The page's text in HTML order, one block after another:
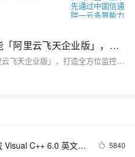
云市场伙伴动态 | 观测云赋能「阿里云飞天企业版」，打造全方位监控观测解决方案
云市场伙伴动态 | 观测云赋能「阿里云飞天企业版」，打造全方位监控观测解决方案
Visual C++ 6.0 英文企
5840